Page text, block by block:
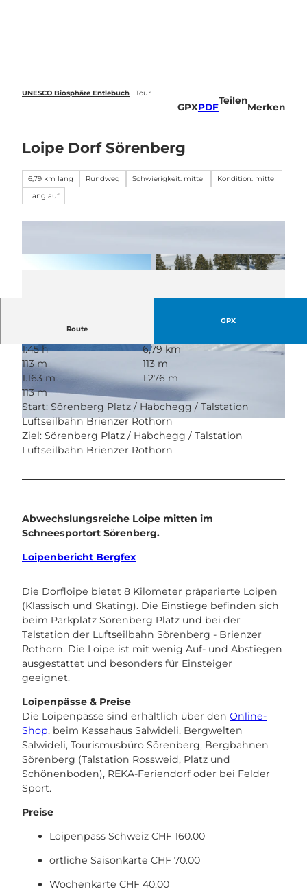
UNESCO Biosphäre Entlebuch Tour
GPXPDF
Teilen
Merken
Loipe Dorf Sörenberg
6,79 km lang Rundweg Schwierigkeit: mittel
Kondition: mittel
Langlauf
© David Kurth, UNESCO Biosphäre Entlebuch
häre Entlebuch
Route
GPX
1:45 h
6,79 km
113 m
113 m
1.163 m
1.276 m
113 m
Start: Sörenberg Platz / Habchegg / Talstation
Luftseilbahn Brienzer Rothorn
Ziel: Sörenberg Platz / Habchegg / Talstation
Luftseilbahn Brienzer Rothorn
Abwechslungsreiche Loipe mitten im
Schneesportort Sörenberg.
Loipenbericht Bergfex
Die Dorfloipe bietet 8 Kilometer präparierte Loipen
(Klassisch und Skating). Die Einstiege befinden sich
beim Parkplatz Sörenberg Platz und bei der
Talstation der Luftseilbahn Sörenberg - Brienzer
Rothorn. Die Loipe ist mit wenig Auf- und Abstiegen
ausgestattet und besonders für Einsteiger
geeignet.
Loipenpässe & Preise
Die Loipenpässe sind erhältlich über den Online-
Shop, beim Kassahaus Salwideli, Bergwelten
Salwideli, Tourismusbüro Sörenberg, Bergbahnen
Sörenberg (Talstation Rossweid, Platz und
Schönenboden), REKA-Feriendorf oder bei Felder
Sport.
Preise
Loipenpass Schweiz CHF 160.00
örtliche Saisonkarte CHF 70.00
Wochenkarte CHF 40.00